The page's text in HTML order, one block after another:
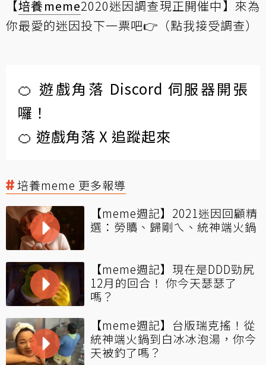
【培養meme2020迷因調查現正開催中】來為
你最愛的迷因投下一票吧👉（點我接受調查）
🍊 遊戲角落 Discord 伺服器開張
囉！
🍊 遊戲角落 X 追蹤起來
培養meme 更多報導
【meme週記】2021迷因回顧精
選：勞贖、歸剛ㄟ、統神端火鍋
【meme週記】現在是DDD勁尻
12月的回合！ 你今天瑟瑟了
嗎？
【meme週記】台版瑞克搖！從
統神端火鍋到白冰冰泡湯，你今
天被釣了嗎？